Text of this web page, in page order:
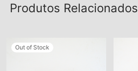
Produtos Relacionados
Out of Stock